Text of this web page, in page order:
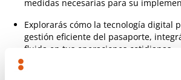
medidas necesarias para su
Explorarás cómo la tecnología digital
gestión eficiente del pasaporte,
fluida en tus operaciones cotidianas.
Además, se compartirán ejemplos